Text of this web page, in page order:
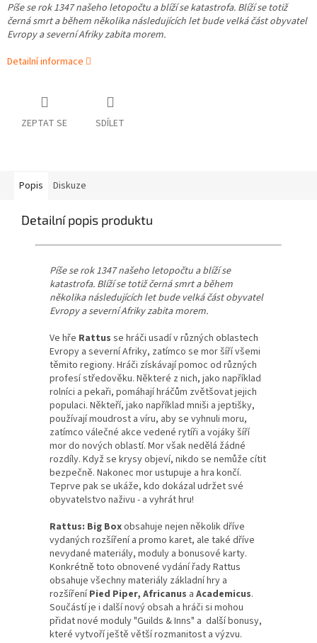
Píše se rok 1347 našeho letopočtu a blíží se katastrofa. Blíží se totiž
černá smrt a během několika následujících let bude velká část obyvatel
Evropy a severní Afriky zabita morem.
Detailní informace
ZEPTAT SE SDÍLET
Popis Diskuze
Detailní popis produktu
Píše se rok 1347 našeho letopočtu a blíží se
katastrofa. Blíží se totiž černá smrt a během
několika následujících let bude velká část obyvatel
Evropy a severní Afriky zabita morem.
Ve hře Rattus se hráči usadí v různých oblastech
Evropy a severní Afriky, zatímco se mor šíří všemi
těmito regiony. Hráči získávají pomoc od různých
profesí středověku. Některé z nich, jako například
rolníci a pekaři, pomáhají hráčům zvětšovat jejich
populaci. Někteří, jako například mniši a jeptišky,
používají moudrost a víru, aby se vyhnuli moru,
zatímco válečné akce vedené rytíři a vojáky šíří
mor do nových oblastí. Mor však nedělá žádné
rozdíly. Když se krysy objeví, nikdo se nemůže cítit
bezpečně. Nakonec mor ustupuje a hra končí.
Teprve pak se ukáže, kdo dokázal udržet své
obyvatelstvo naživu - a vyhrát hru!
Rattus: Big Boxobsahuje nejen několik dříve
vydaných rozšíření a promo karet, ale také dříve
nevydané materiály, moduly a bonusové karty.
Konkrétně toto obnovené vydání řady Rattus
obsahuje všechny materiály základní hry a
rozšíření Pied Piper, Africanus a Academicus.
Součástí je i další nový obsah a hráči si mohou
přidat nové moduly "Guilds & Inns" a další bonusy,
které vytvoří ještě větší rozmanitost a výzvu.